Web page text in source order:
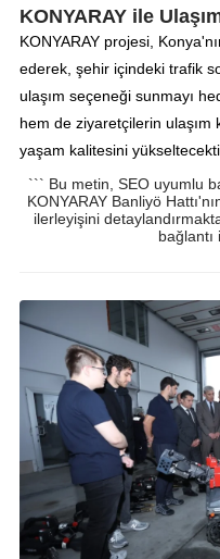
KONYARAY ile
KONYARAY projesi,
ederek, şehir içindeki trafik
ulaşım seçeneği sunmayı
hem de ziyaretçilerin ulaşım
yaşam kalitesini
``` Bu metin, SEO uyumlu
KONYARAY Banliyö
ilerleyişini
bağlantı